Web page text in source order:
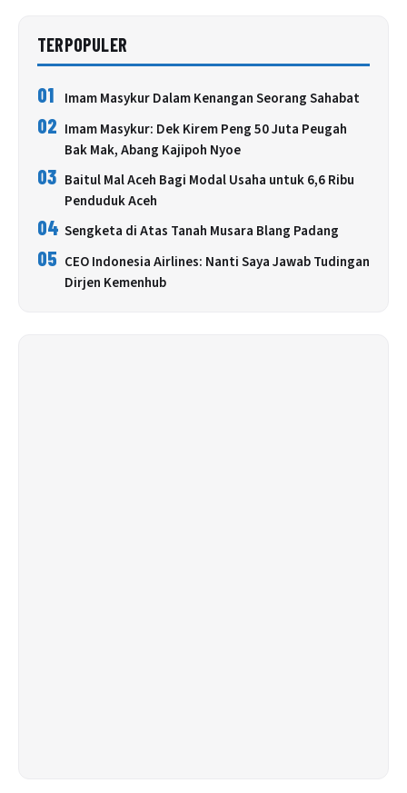
TERPOPULER
01 Imam Masykur Dalam Kenangan Seorang Sahabat
02 Imam Masykur: Dek Kirem Peng 50 Juta Peugah
Bak Mak, Abang Kajipoh Nyoe
03 Baitul Mal Aceh Bagi Modal Usaha untuk 6,6 Ribu
Penduduk Aceh
04 Sengketa di Atas Tanah Musara Blang Padang
05 CEO Indonesia Airlines: Nanti Saya Jawab Tudingan
Dirjen Kemenhub